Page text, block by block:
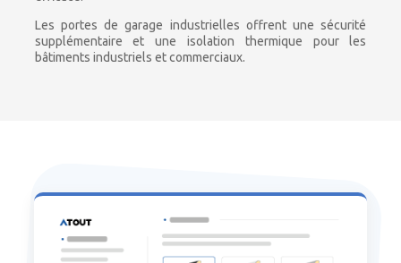
Les portes de garage industrielles offrent une sécurité
supplémentaire et une isolation thermique pour les
bâtiments industriels et commerciaux.